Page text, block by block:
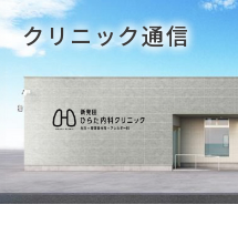
クリニック通信